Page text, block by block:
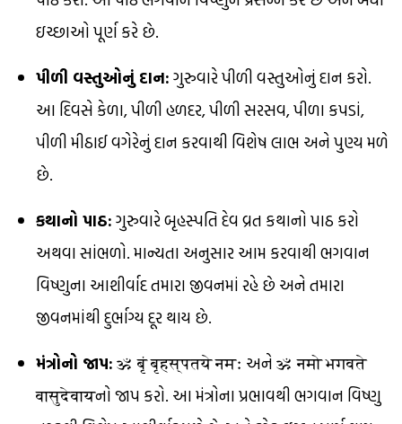
ઇચ્છાઓ પૂર્ણ કરે છે.
પીળી વસ્તુઓનું દાન:ગુરુવારે પીળી વસ્તુઓનું દાન કરો.
આ દિવસે કેળા, પીળી હળદર, પીળી સરસવ, પીળા કપડાં,
પીળી મીઠાઈ વગેરેનું દાન કરવાથી વિશેષ લાભ અને પુણ્ય મળે
છે.
કથાનો પાઠ:ગુરુવારે બૃહસ્પતિ દેવ વ્રત કથાનો પાઠ કરો
અથવા સાંભળો. માન્યતા અનુસાર આમ કરવાથી ભગવાન
વિષ્ણુના આશીર્વાદ તમારા જીવનમાં રહે છે અને તમારા
જીવનમાંથી દુર્ભાગ્ય દૂર થાય છે.
મંત્રોનો જાપ:ॐ बृं बृहस्पतये नमः અને ॐ नमो भगवते
वासुदेवायનો જાપ કરો. આ મંત્રોના પ્રભાવથી ભગવાન વિષ્ણુ